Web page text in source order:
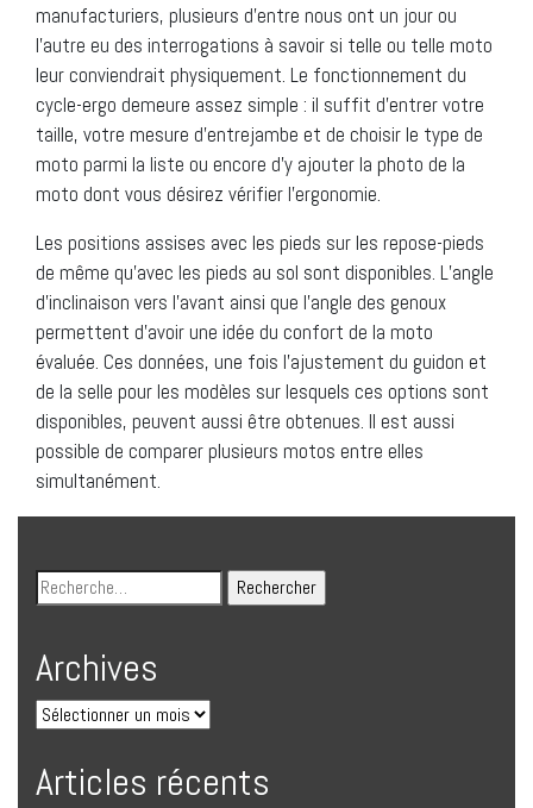
manufacturiers, plusieurs d’entre nous ont un jour ou
l’autre eu des interrogations à savoir si telle ou telle moto
leur conviendrait physiquement. Le fonctionnement du
cycle-ergo demeure assez simple : il suffit d’entrer votre
taille, votre mesure d’entrejambe et de choisir le type de
moto parmi la liste ou encore d’y ajouter la photo de la
moto dont vous désirez vérifier l’ergonomie.
Les positions assises avec les pieds sur les repose-pieds
de même qu’avec les pieds au sol sont disponibles. L’angle
d’inclinaison vers l’avant ainsi que l’angle des genoux
permettent d’avoir une idée du confort de la moto
évaluée. Ces données, une fois l’ajustement du guidon et
de la selle pour les modèles sur lesquels ces options sont
disponibles, peuvent aussi être obtenues. Il est aussi
possible de comparer plusieurs motos entre elles
simultanément.
Archives
Articles récents